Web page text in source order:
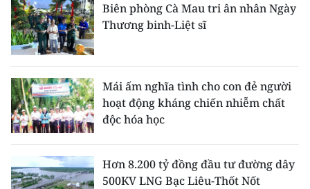
Biên phòng Cà Mau tri ân nhân Ngày
Thương binh-Liệt sĩ
Mái ấm nghĩa tình cho con đẻ người
hoạt động kháng chiến nhiễm chất
độc hóa học
Hơn 8.200 tỷ đồng đầu tư đường dây
500KV LNG Bạc Liêu-Thốt Nốt